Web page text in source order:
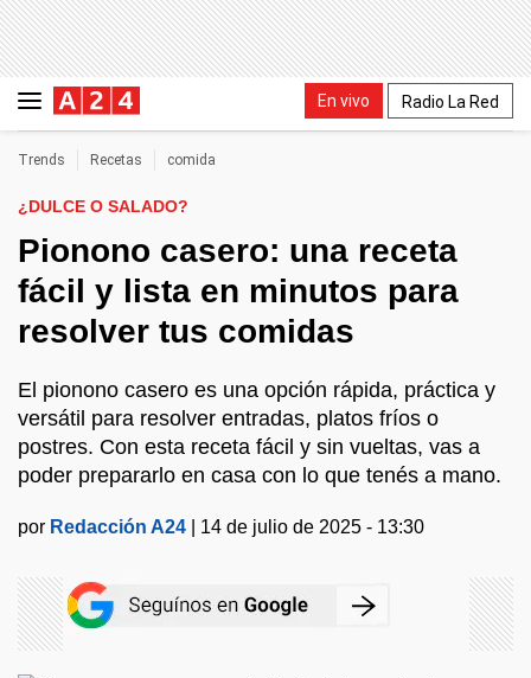
En vivo Radio La Red
Trends Recetas comida
¿DULCE O SALADO?
Pionono casero: una receta
fácil y lista en minutos para
resolver tus comidas
El pionono casero es una opción rápida, práctica y
versátil para resolver entradas, platos fríos o
postres. Con esta receta fácil y sin vueltas, vas a
poder prepararlo en casa con lo que tenés a mano.
por Redacción A24 14 de julio de 2025 - 13:30